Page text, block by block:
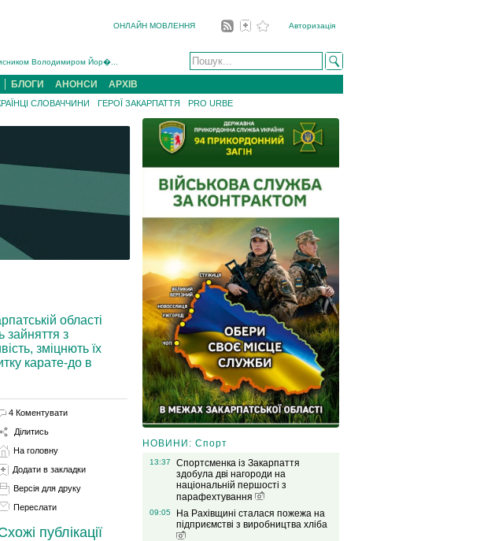
ОНЛАЙН МОВЛЕННЯ Авторизація
Володимиром Йор�...
Югасом, який два роки �...
Гербея (ФОТО)[/gree...
(ФОТО)...
13 людей (ФОТО)...
БЛОГИ АНОНСИ АРХІВ
СЛОВАЧЧИНИ ГЕРОЇ ЗАКАРПАТТЯ PRO URBE
області
зайняття з
зміцнють їх
карате-до в
4 Коментувати
Ділитись
На головну
Додати в закладки
Версія для друку
Переслати
публікації
НОВИНИ: Спорт
13:37
Спортсменка із Закарпаття
здобула дві нагороди на
національній першості з
парафехтування
09:05
На Рахівщині сталася пожежа на
підприємстві з виробництва хліба